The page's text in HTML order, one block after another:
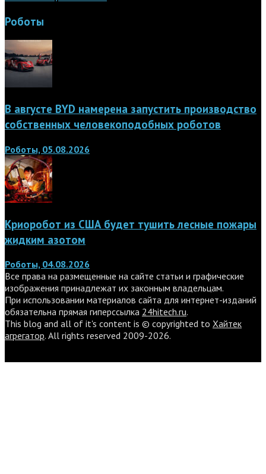
Роботы
В августе BYD намерена запустить производство
собственных человекоподобных роботов
Роботы, 05.08.2026
Криоробот из США будет тушить лесные пожары
жидким азотом
Роботы, 04.08.2026
Все права на размещенные на сайте статьи и графические
изображения принадлежат их законным владельцам.
При использовании материалов сайта для интернет-изданий
обязательна прямая гиперссылка 24hitech.ru.
This blog and all of it's content is © copyrighted to Хайтек
агрегатор. All rights reserved 2009-2026.